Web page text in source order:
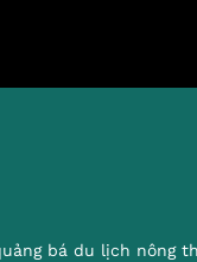
bá du lịch nông